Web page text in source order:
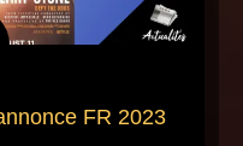
FR 2023